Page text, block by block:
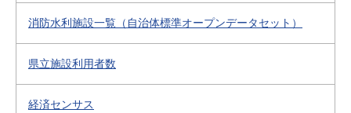
消防水利施設一覧（自治体標準オープンデータセット）
県立施設利用者数
経済センサス